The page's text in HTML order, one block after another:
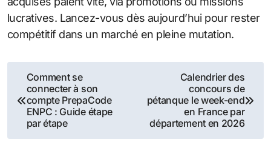
lucratives. Lancez-vous dès aujourd’hui pour rester
compétitif dans un marché en pleine mutation.
Navigation
de
l’article
Comment se
connecter à son
compte PrepaCode
ENPC : Guide étape
par étape
Calendrier des
concours de
pétanque le week-end
en France par
département en 2026